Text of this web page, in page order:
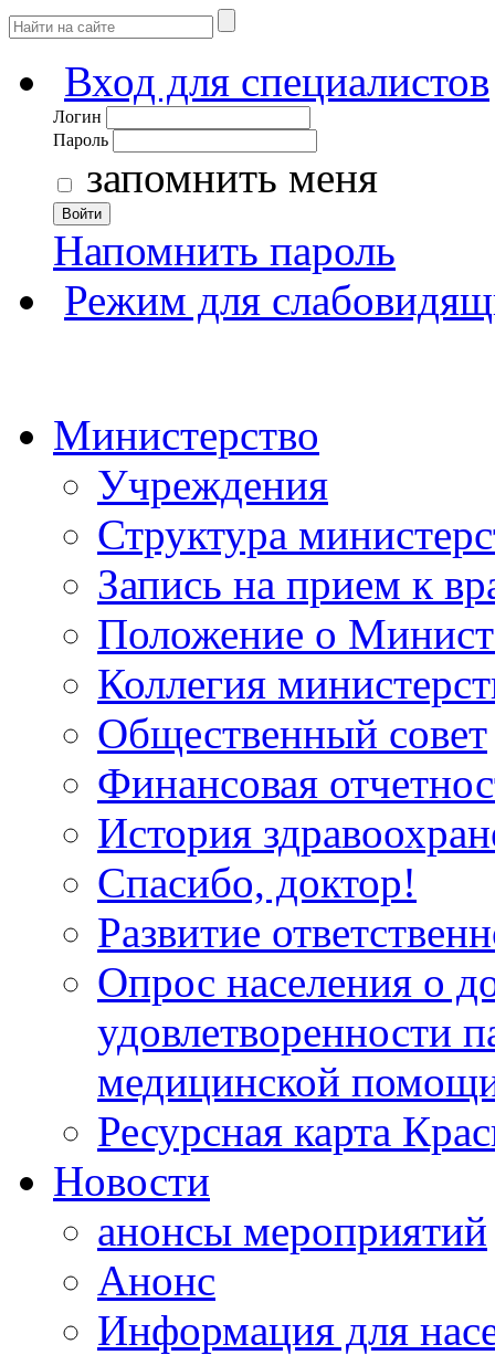
Вход для специалистов
Логин
Пароль
запомнить меня
Войти
Напомнить пароль
Режим для
Министерство
Учреждения
Структура
Запись на прием к
Положение о
Коллегия
Общественный совет
Финансовая
История
Спасибо, доктор!
Развитие
Опрос населения о
удовлетворенности
медицинской
Ресурсная карта
Новости
анонсы мероприятий
Анонс
Информация для